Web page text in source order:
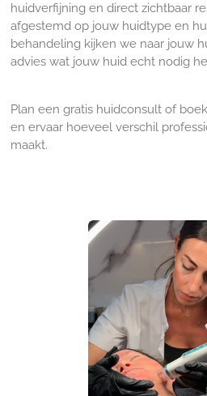
huidverfijning en direct zichtbaar
afgestemd op jouw huidtype en
behandeling kijken we naar jouw
advies wat jouw huid echt nodig
Plan een gratis huidconsult of
en ervaar hoeveel verschil
maakt.